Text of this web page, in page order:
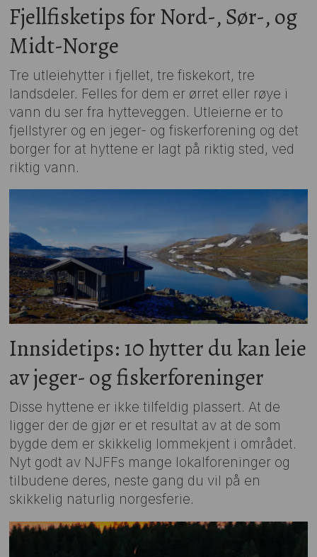
Fjellfisketips for Nord-, Sør-, og
Midt-Norge
Tre utleiehytter i fjellet, tre fiskekort, tre
landsdeler. Felles for dem er ørret eller røye i
vann du ser fra hytteveggen. Utleierne er to
fjellstyrer og en jeger- og fiskerforening og det
borger for at hyttene er lagt på riktig sted, ved
riktig vann.
Innsidetips: 10 hytter du kan leie
av jeger- og fiskerforeninger
Disse hyttene er ikke tilfeldig plassert. At de
ligger der de gjør er et resultat av at de som
bygde dem er skikkelig lommekjent i området.
Nyt godt av NJFFs mange lokalforeninger og
tilbudene deres, neste gang du vil på en
skikkelig naturlig norgesferie.